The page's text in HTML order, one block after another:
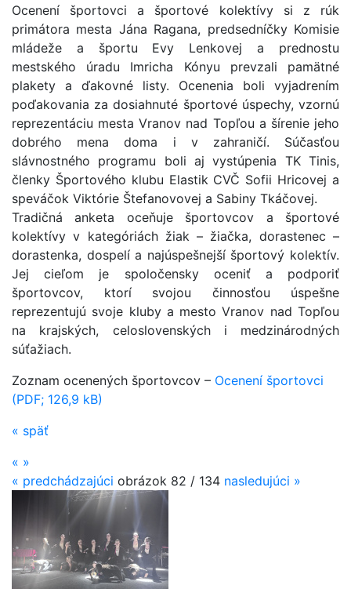
Ocenení športovci a športové kolektívy si z rúk
primátora mesta Jána Ragana, predsedníčky Komisie
mládeže a športu Evy Lenkovej a prednostu
mestského úradu Imricha Kónyu prevzali pamätné
plakety a ďakovné listy. Ocenenia boli vyjadrením
poďakovania za dosiahnuté športové úspechy, vzornú
reprezentáciu mesta Vranov nad Topľou a šírenie jeho
dobrého mena doma i v zahraničí. Súčasťou
slávnostného programu boli aj vystúpenia TK Tinis,
členky Športového klubu Elastik CVČ Sofii Hricovej a
speváčok Viktórie Štefanovovej a Sabiny Tkáčovej.
Tradičná anketa oceňuje športovcov a športové
kolektívy v kategóriách žiak – žiačka, dorastenec –
dorastenka, dospelí a najúspešnejší športový kolektív.
Jej cieľom je spoločensky oceniť a podporiť
športovcov, ktorí svojou činnosťou úspešne
reprezentujú svoje kluby a mesto Vranov nad Topľou
na krajských, celoslovenských i medzinárodných
súťažiach.
Zoznam ocenených športovcov – Ocenení športovci
(PDF; 126,9 kB)
« späť
« »
« predchádzajúci obrázok 82 / 134 nasledujúci »